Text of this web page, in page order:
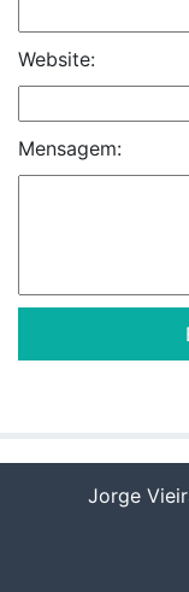
Website:
Mensagem:
Jorge